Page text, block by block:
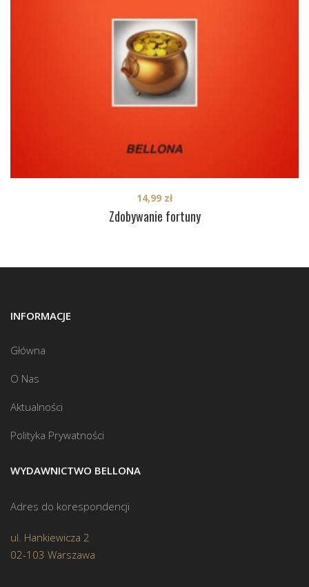
Zdobywanie fortuny
14,99 zł
INFORMACJE
Główna
O Nas
Aktualności
Polityka Prywatności
WYDAWNICTWO BELLONA
Adres do korespondencji
ul. Hankiewicza 2
02-103 Warszawa